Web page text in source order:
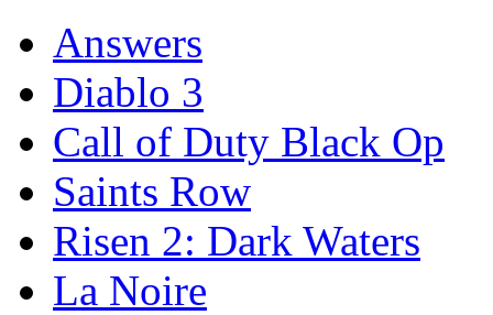
Answers
Diablo 3
Call of Duty Black Op
Saints Row
Risen 2: Dark Waters
La Noire